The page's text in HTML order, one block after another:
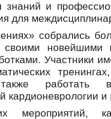
и
для
собрались
своими новейшими
Участники
работать
кардионеврологии и
мероприятий,